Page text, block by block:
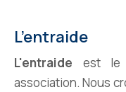
L’entraide
L'entraide est le
association. Nous